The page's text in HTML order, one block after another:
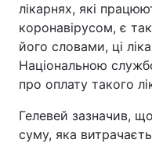
лікарнях, які
коронавірусом, є
його словами, ці
Національною
про оплату такого
Гелевей зазначив,
суму, яка